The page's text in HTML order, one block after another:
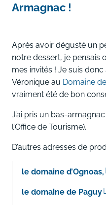
Armagnac !
Après avoir dégusté un
notre dessert, je pensais
mes invités ! Je suis
Véronique au Domaine
vraiment été de bon
J’ai pris un bas-
l’Office de Tourisme).
D’autres adresses de
le domaine d’Ognoas,
le domaine de Paguy